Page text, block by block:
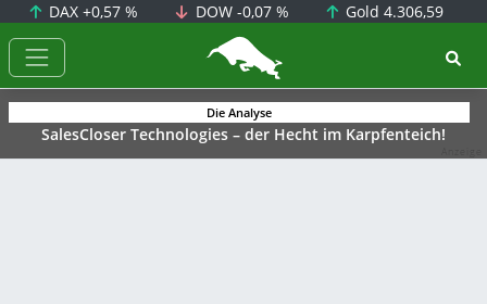
DAX+0,57 % DOW -0,07 % Gold4.306,59
BörsenNEWS.de
Die Analyse
SalesCloser Technologies – der Hecht im Karpfenteich!